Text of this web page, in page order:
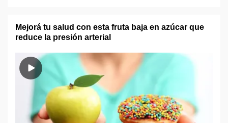
Mejorá tu salud con esta fruta baja en azúcar que
reduce la presión arterial